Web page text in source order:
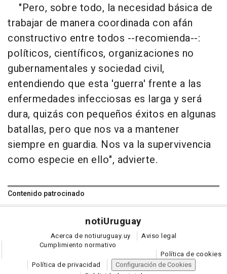
"Pero, sobre todo, la necesidad básica de
trabajar de manera coordinada con afán
constructivo entre todos --recomienda--:
políticos, científicos, organizaciones no
gubernamentales y sociedad civil,
entendiendo que esta 'guerra' frente a las
enfermedades infecciosas es larga y será
dura, quizás con pequeños éxitos en algunas
batallas, pero que nos va a mantener
siempre en guardia. Nos va la supervivencia
como especie en ello", advierte.
Contenido patrocinado
notiUruguay
Acerca de notiuruguay.uy
Aviso legal
Cumplimiento normativo
Política de cookies
Política de privacidad
Configuración de Cookies